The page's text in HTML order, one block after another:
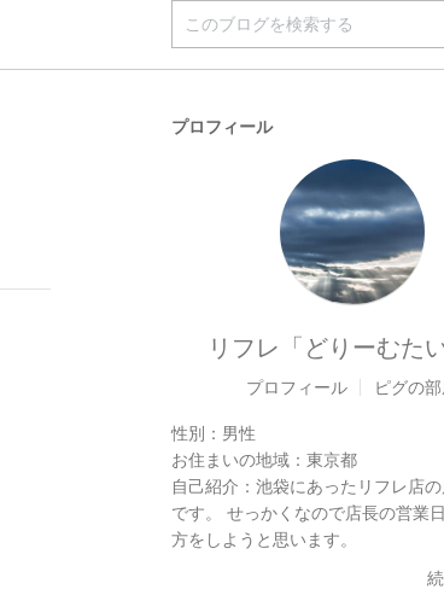
プロフィール
リフレ「どりーむたい
プロフィール ピグの
性別： 男性
お住まいの地域： 東京都
自己紹介： 池袋にあったリフレ店
です。 せっかくなので店長の営業
方をしようと思います。